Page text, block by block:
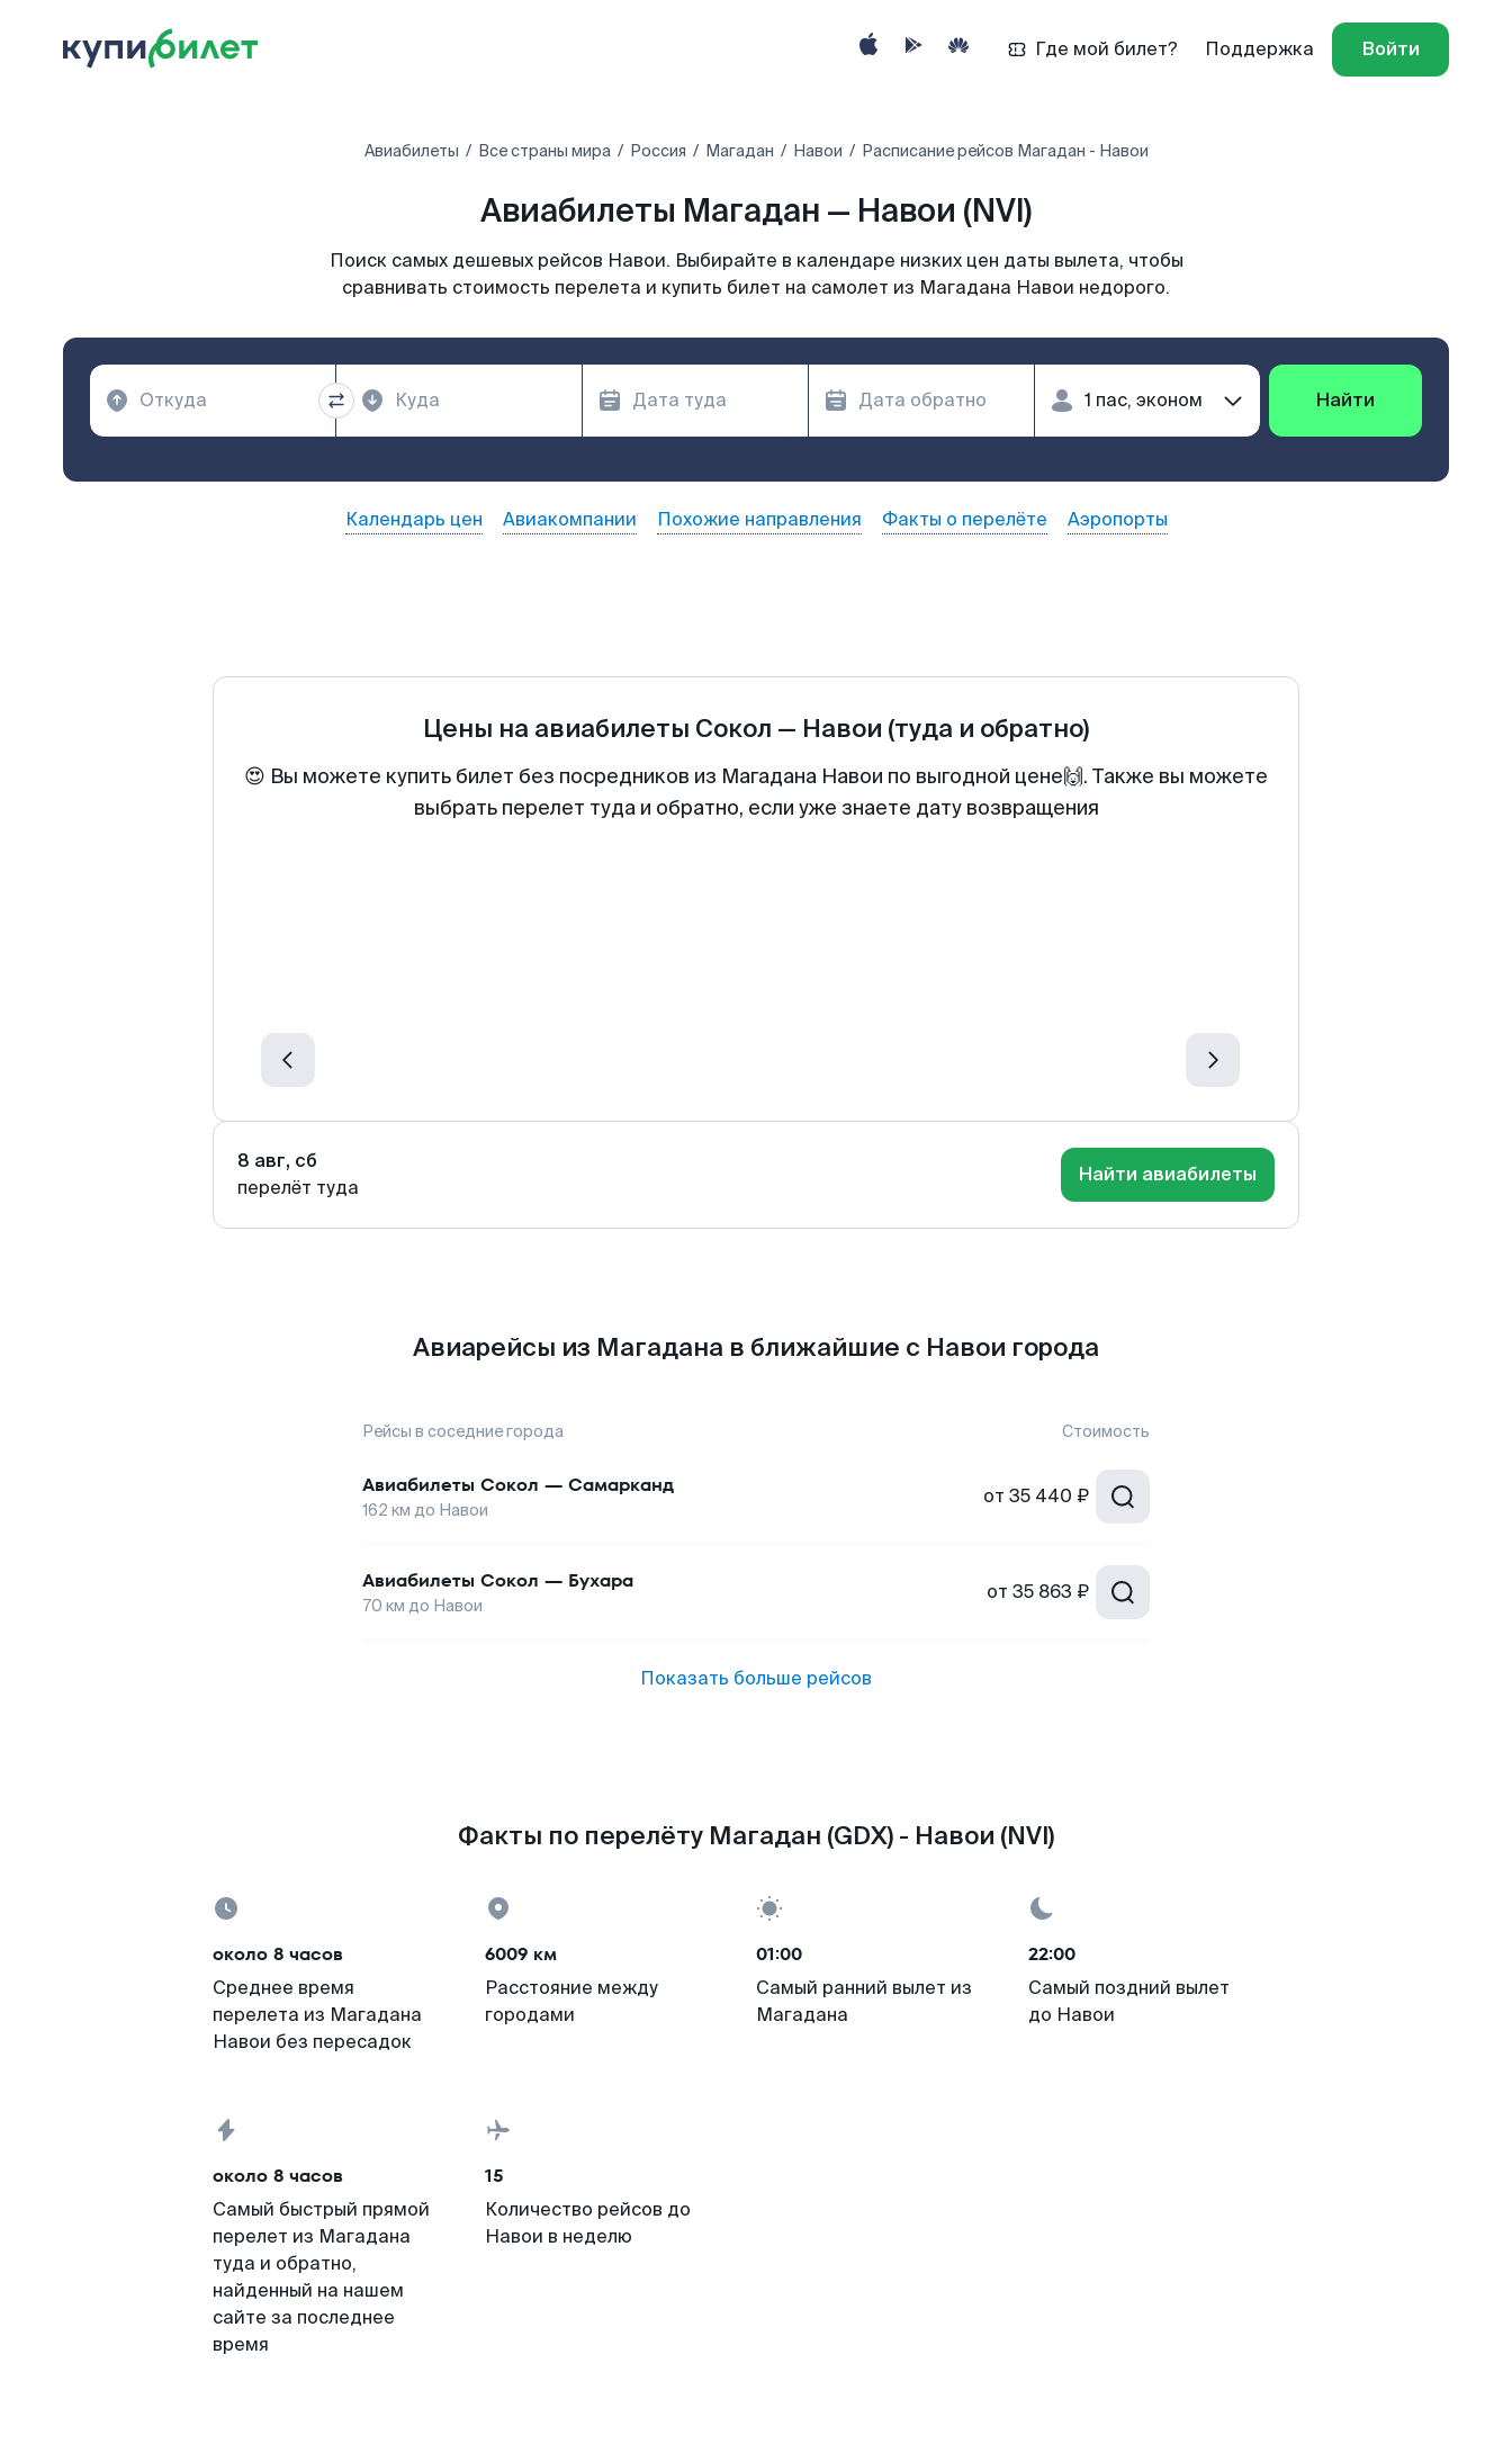
Где мой билет? Поддержка Войти
Авиабилеты Все страны мира Россия Магадан Навои Расписание рейсов Магадан - Навои
Авиабилеты Магадан — Навои (NVI)
Поиск самых дешевых рейсов Навои. Выбирайте в календаре низких цен даты вылета, чтобы
сравнивать стоимость перелета и купить билет на самолет из Магадана Навои недорого.
Найти
Календарь цен Авиакомпании Похожие направления Факты о перелёте Аэропорты
Цены на авиабилеты Сокол — Навои (туда и обратно)
😍 Вы можете купить билет без посредников из Магадана Навои по выгодной цене🙌. Также вы можете
выбрать перелет туда и обратно, если уже знаете дату возвращения
8 авг, сб
перелёт туда
Найти авиабилеты
Авиарейсы из Магадана в ближайшие с Навои города
Рейсы в соседние города Стоимость
Авиабилеты Сокол — Самарканд
162 км до Навои
от 35 440 ₽
Авиабилеты Сокол — Бухара
70 км до Навои
от 35 863 ₽
Показать больше рейсов
Факты по перелёту Магадан (GDX) - Навои (NVI)
около 8 часов
Среднее время
перелета из Магадана
Навои без пересадок
6009 км
Расстояние между
городами
01:00
Самый ранний вылет из
Магадана
22:00
Самый поздний вылет
до Навои
около 8 часов
Самый быстрый прямой
перелет из Магадана
туда и обратно,
найденный на нашем
сайте за последнее
время
15
Количество рейсов до
Навои в неделю